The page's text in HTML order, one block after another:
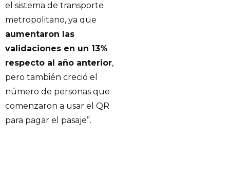
el sistema de transporte
metropolitano, ya que
aumentaron las
validaciones en un 13%
respecto al año anterior,
pero también creció el
número de personas que
comenzaron a usar el QR
para pagar el pasaje”.